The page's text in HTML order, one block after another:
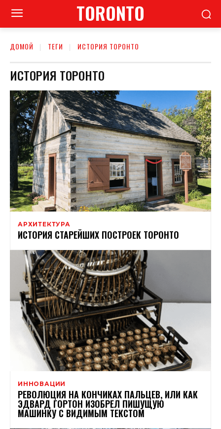
TORONTO
ДОМОЙ ТЕГИ ИСТОРИЯ ТОРОНТО
ИСТОРИЯ ТОРОНТО
АРХИТЕКТУРА
ИСТОРИЯ СТАРЕЙШИХ ПОСТРОЕК ТОРОНТО
ИННОВАЦИИ
РЕВОЛЮЦИЯ НА КОНЧИКАХ ПАЛЬЦЕВ, ИЛИ КАК
ЭДВАРД ГОРТОН ИЗОБРЕЛ ПИШУЩУЮ
МАШИНКУ С ВИДИМЫМ ТЕКСТОМ